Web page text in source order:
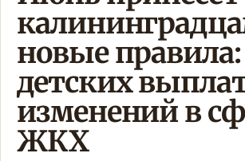
новые правила:
детских
изменений в
ЖКХ